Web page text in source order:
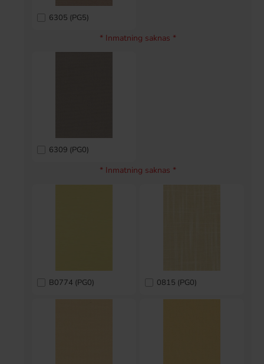
6305 (PG5)
* Inmatning saknas *
6309 (PG0)
* Inmatning saknas *
B0774 (PG0) 0815 (PG0)